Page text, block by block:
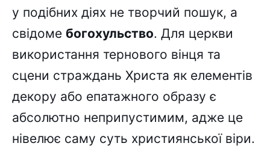
у подібних діях не творчий пошук, а
свідоме богохульство. Для церкви
використання тернового вінця та
сцени страждань Христа як елементів
декору або епатажного образу є
абсолютно неприпустимим, адже це
нівелює саму суть християнської віри.